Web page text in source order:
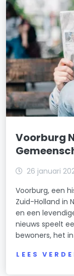
Voorburg
26 januari
Voorburg, een
Zuid-Holland in
en een
nieuws speelt
bewoners, het
LEES